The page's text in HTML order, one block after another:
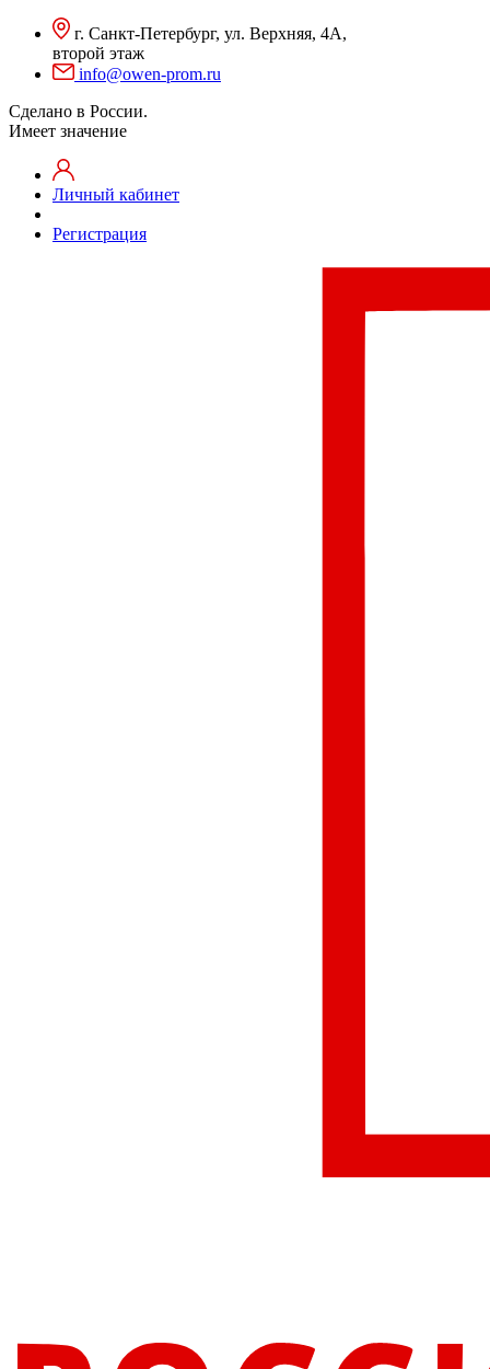
г. Санкт-Петербург, ул. Верхняя, 4А,
второй этаж
info@owen-prom.ru
Сделано в России.
Имеет значение
Личный кабинет
Регистрация